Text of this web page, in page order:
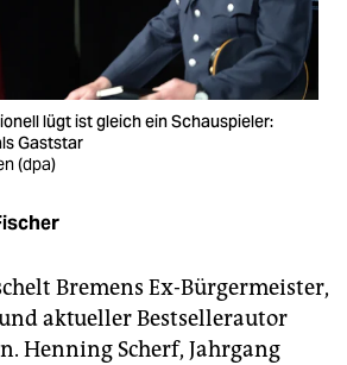
lügt ist gleich ein Schauspieler:
Gaststar
(dpa)
Bremens Ex-Bürgermeister,
aktueller Bestsellerautor
Henning Scherf, Jahrgang